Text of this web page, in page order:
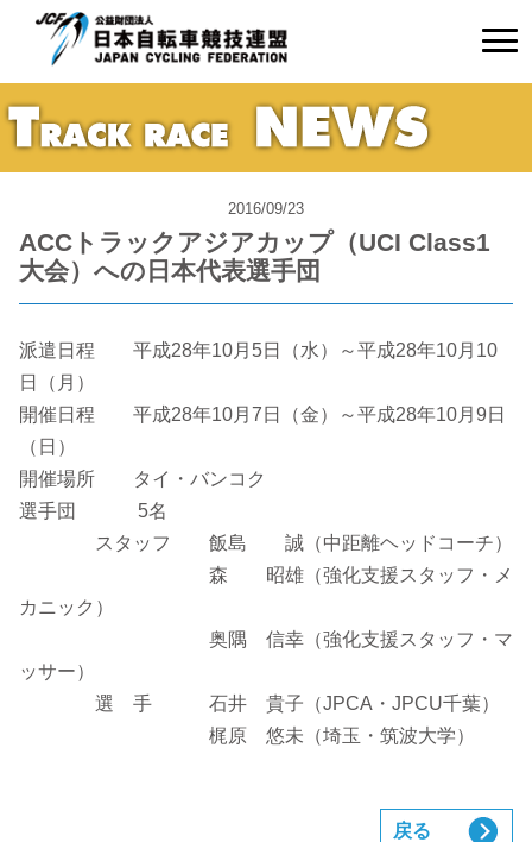
2016/09/23
ACCトラックアジアカップ（UCI Class1
大会）への日本代表選手団
派遣日程 平成28年10月5日（水）～平成28年10月10
日（月）
開催日程 平成28年10月7日（金）～平成28年10月9日
（日）
開催場所 タイ・バンコク
選手団 5名
スタッフ 飯島 誠（中距離ヘッドコーチ）
森 昭雄（強化支援スタッフ・メ
カニック）
奥隅 信幸（強化支援スタッフ・マ
ッサー）
選 手 石井 貴子（JPCA・JPCU千葉）
梶原 悠未（埼玉・筑波大学）
戻る